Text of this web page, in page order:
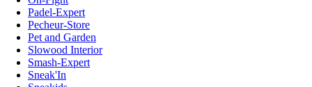
Padel-Expert
Pecheur-Store
Pet and Garden
Slowood Interior
Smash-Expert
Sneak'In